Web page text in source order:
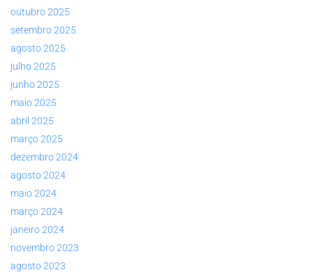
outubro 2025
setembro 2025
agosto 2025
julho 2025
junho 2025
maio 2025
abril 2025
março 2025
dezembro 2024
agosto 2024
maio 2024
março 2024
janeiro 2024
novembro 2023
agosto 2023